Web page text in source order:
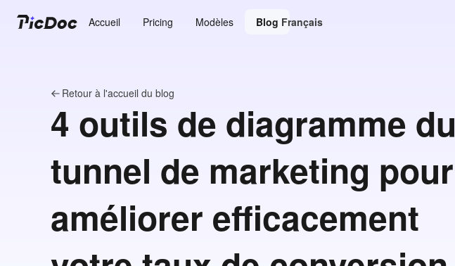
Accueil Pricing Modèles Blog Français
Retour à l'accueil du blog
4 outils de diagramme du
tunnel de marketing pour
améliorer efficacement